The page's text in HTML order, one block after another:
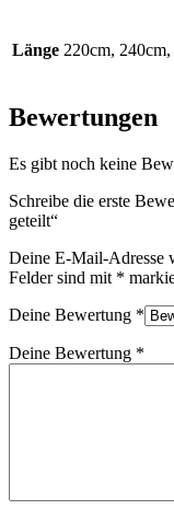
Länge 220cm,
Bewertungen
Es gibt noch keine
Schreibe die erste
geteilt“
Deine E-Mail-Adresse
Felder sind mit *
Deine Bewertung *
Deine Bewertung *